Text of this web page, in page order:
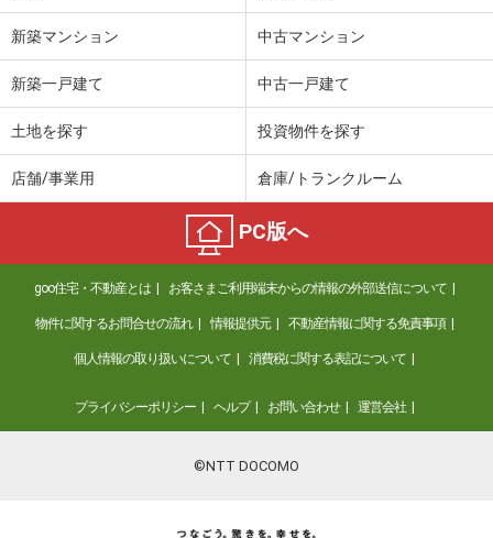
新築マンション 中古マンション
新築一戸建て 中古一戸建て
土地を探す 投資物件を探す
店舗/事業用 倉庫/トランクルーム
PC版へ
goo住宅・不動産とは お客さまご利用端末からの情報の外部送信について
物件に関するお問合せの流れ 情報提供元 不動産情報に関する免責事項
個人情報の取り扱いについて 消費税に関する表記について
プライバシーポリシー ヘルプ お問い合わせ 運営会社
©NTT DOCOMO